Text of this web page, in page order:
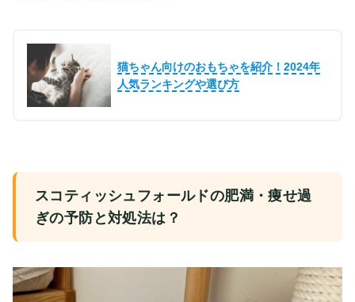
猫ちゃん向けのおもちゃを紹介！2024年
人気ランキングや選び方
スコティッシュフォールドの肥満・痩せ過
ぎの予防と対処法は？